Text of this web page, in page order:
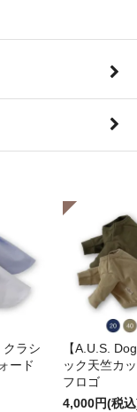
クラシ
ード
【A.U.S.
ック天竺カ
フロゴ
4,000円(税